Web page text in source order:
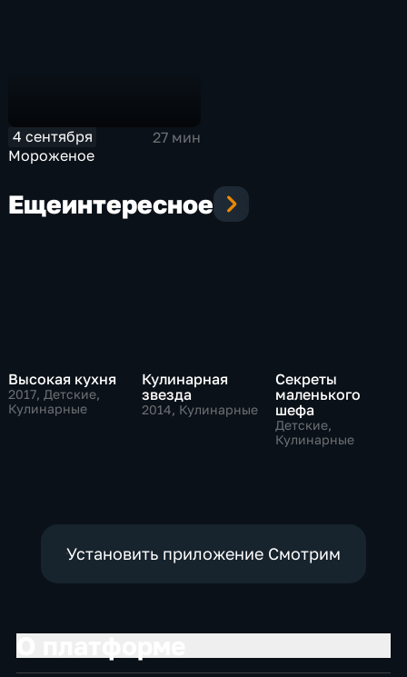
4 сентября
27 мин
Мороженое
Ещеинтересное
Высокая кухня
2017, Детские,
Кулинарные
Кулинарная
звезда
2014, Кулинарные
Секреты
маленького
шефа
Детские,
Кулинарные
Установить приложение Смотрим